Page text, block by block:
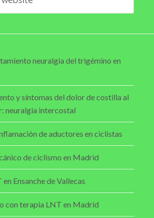
neuralgia del trigémino en
y síntomas del dolor de costilla al
neuralgia intercostal
de aductores en ciclistas
de ciclismo en Madrid
Ensanche de Vallecas
con terapia LNT en Madrid